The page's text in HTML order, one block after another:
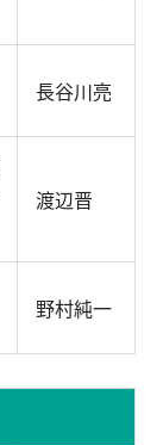
長谷川亮
渡辺晋
野村純一